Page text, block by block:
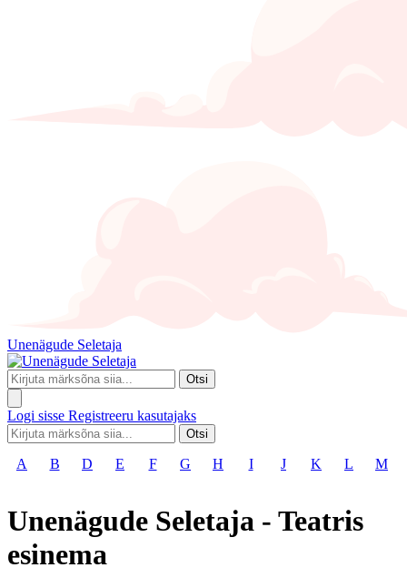
Unenägude Seletaja
Otsi
Logi sisse Registreeru kasutajaks
Otsi
A B D E F G H I J K L M
Unenägude Seletaja - Teatris
esinema